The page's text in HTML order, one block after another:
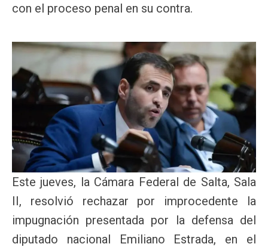
con el proceso penal en su contra.
Este jueves, la Cámara Federal de Salta, Sala
II, resolvió rechazar por improcedente la
impugnación presentada por la defensa del
diputado nacional Emiliano Estrada, en el